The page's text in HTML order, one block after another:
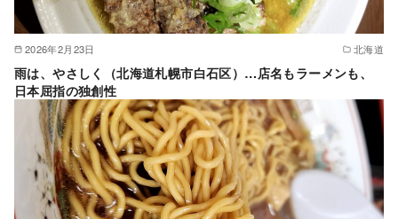
2026年2月23日 北海道
雨は、やさしく（北海道札幌市白石区）…店名もラーメンも、
日本屈指の独創性